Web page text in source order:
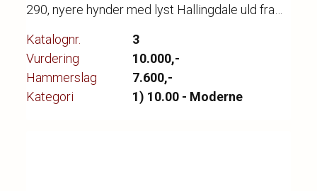
290, nyere hynder med lyst Hallingdale uld fra
brugsspor samt enkelte hakker i stel på bagside,
l. 180 cm.
Katalognr.
3
Vurdering
10.000,-
Hammerslag
7.600,-
Kategori
1) 10.00 - Moderne